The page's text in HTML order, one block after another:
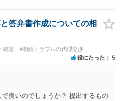
答弁書作成についての相
確定 #相続トラブルの代理交渉
役にたった 5
良いのでしょうか？ 提出するもの